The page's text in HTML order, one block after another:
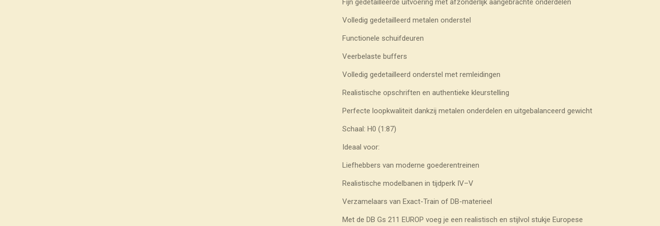
Fijn gedetailleerde uitvoering met afzonderlijk aangebrachte onderdelen
Volledig gedetailleerd metalen onderstel
Functionele schuifdeuren
Veerbelaste buffers
Volledig gedetailleerd onderstel met remleidingen
Realistische opschriften en authentieke kleurstelling
Perfecte loopkwaliteit dankzij metalen onderdelen en uitgebalanceerd gewicht
Schaal: H0 (1:87)
Ideaal voor:
Liefhebbers van moderne goederentreinen
Realistische modelbanen in tijdperk IV–V
Verzamelaars van Exact-Train of DB-materieel
Met de DB Gs 211 EUROP voeg je een realistisch en stijlvol stukje Europese